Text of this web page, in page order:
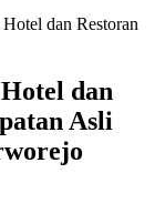
dan Restoran
dan
Asli